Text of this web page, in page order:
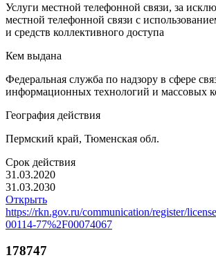
Услуги местной телефонной связи, за
местной телефонной связи с
и средств коллективного доступа
Кем выдана
Федеральная служба по надзору в сфере
информационных технологий и массовых
География действия
Пермский край, Тюменская обл.
Срок действия
31.03.2020
31.03.2030
Открыть
https://rkn.gov.ru/communication/register/
00114-77%2F00074067
178747